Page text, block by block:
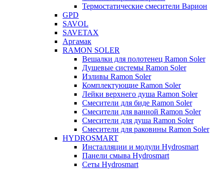
Термостатические смесители Варион
GPD
SAVOL
SAVETAX
Аргамак
RAMON SOLER
Вешалки для полотенец Ramon Soler
Душевые системы Ramon Soler
Изливы Ramon Soler
Комплектующие Ramon Soler
Лейки верхнего душа Ramon Soler
Смесители для биде Ramon Soler
Смесители для ванной Ramon Soler
Смесители для душа Ramon Soler
Смесители для раковины Ramon Soler
HYDROSMART
Инсталляции и модули Hydrosmart
Панели смыва Hydrosmart
Сеты Hydrosmart